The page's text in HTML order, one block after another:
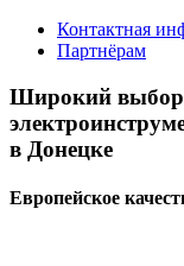
Контактная
Партнёрам
Широкий выбор
в Донецке
Европейское